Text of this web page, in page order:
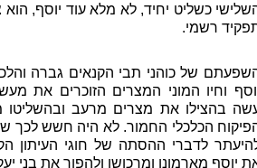
כשליט יחיד, לא מלא עוד יוסף,
רשמי.
של כוהני תבי הקנאים גברה
וחיו המוני המצרים הזוכרים את
בהצילו את מצרים מרעב ובהשליטו
הכלכלי החמור. לא היה חשש לכך
לדברי ההסתה של חוגי העיתון
יוסף מארמונו ומרכושו ולהפוך את בני